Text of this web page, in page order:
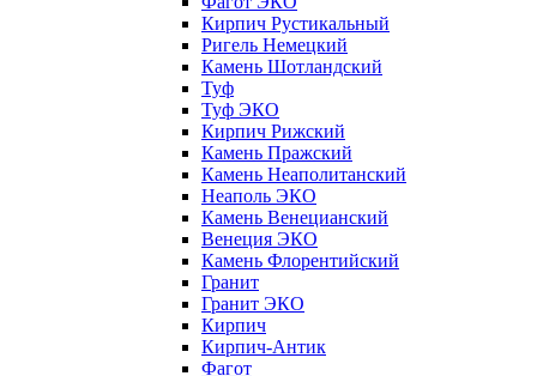
Кирпич Рустикальный
Ригель Немецкий
Камень Шотландский
Туф
Туф ЭКО
Кирпич Рижский
Камень Пражский
Камень Неаполитанский
Неаполь ЭКО
Камень Венецианский
Венеция ЭКО
Камень Флорентийский
Гранит
Гранит ЭКО
Кирпич
Кирпич-Антик
Фагот